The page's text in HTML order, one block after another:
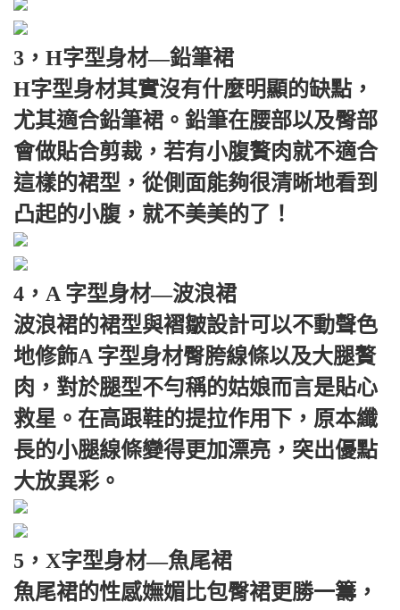
3，H字型身材—鉛筆裙
H字型身材其實沒有什麼明顯的缺點，
尤其適合鉛筆裙。鉛筆在腰部以及臀部
會做貼合剪裁，若有小腹贅肉就不適合
這樣的裙型，從側面能夠很清晰地看到
凸起的小腹，就不美美的了！
4，A 字型身材—波浪裙
波浪裙的裙型與褶皺設計可以不動聲色
地修飾A 字型身材臀胯線條以及大腿贅
肉，對於腿型不勻稱的姑娘而言是貼心
救星。在高跟鞋的提拉作用下，原本纖
長的小腿線條變得更加漂亮，突出優點
大放異彩。
5，X字型身材—魚尾裙
魚尾裙的性感嫵媚比包臀裙更勝一籌，